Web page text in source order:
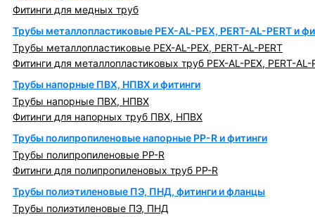
Фитинги для медных труб
Трубы металлопластиковые PEX-AL-PEX, PERT-AL-PERT и
Трубы металлопластиковые PEX-AL-PEX, PERT-AL-PERT
Фитинги для металлопластиковых труб PEX-AL-PEX, PERT-AL-
Трубы напорные ПВХ, НПВХ и фитинги
Трубы напорные ПВХ, НПВХ
Фитинги для напорных труб ПВХ, НПВХ
Трубы полипропиленовые напорные PP-R и фитинги
Трубы полипропиленовые PP-R
Фитинги для полипропиленовых труб PP-R
Трубы полиэтиленовые ПЭ, ПНД, фитинги и фланцы
Трубы полиэтиленовые ПЭ, ПНД